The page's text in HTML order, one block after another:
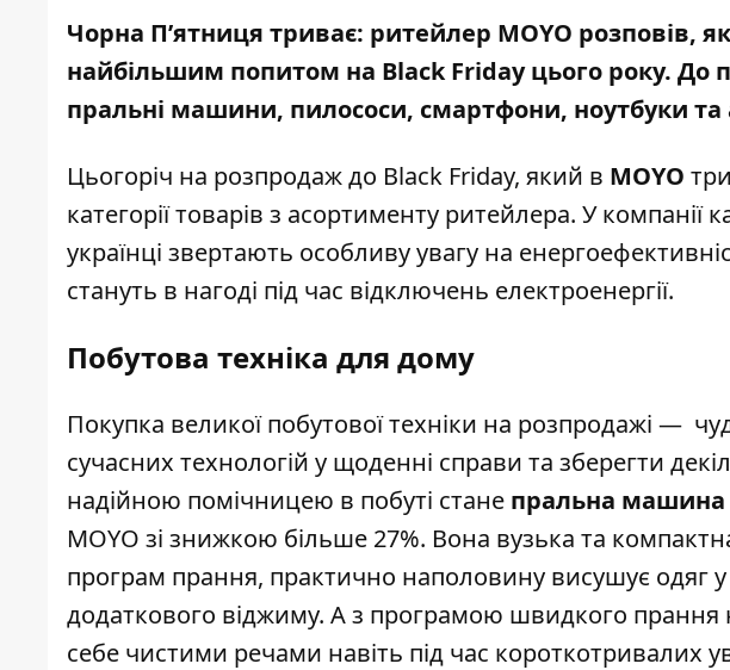
Чорна П’ятниця триває: ритейлер MOYO розповів,
найбільшим попитом на Black Friday цього року. До
пральні машини, пилососи, смартфони, ноутбуки та
Цьогоріч на розпродаж до Black Friday, який в MOYO
категорії товарів з асортименту ритейлера. У компанії
українці звертають особливу увагу на
стануть в нагоді під час відключень електроенергії.
Побутова техніка для дому
Покупка великої побутової техніки на розпродажі —
сучасних технологій у щоденні справи та зберегти
надійною помічницею в побуті стане пральна машина
MOYO зі знижкою більше 27%. Вона вузька та
програм прання, практично наполовину висушує одяг
додаткового віджиму. А з програмою швидкого
себе чистими речами навіть під час короткотривалих